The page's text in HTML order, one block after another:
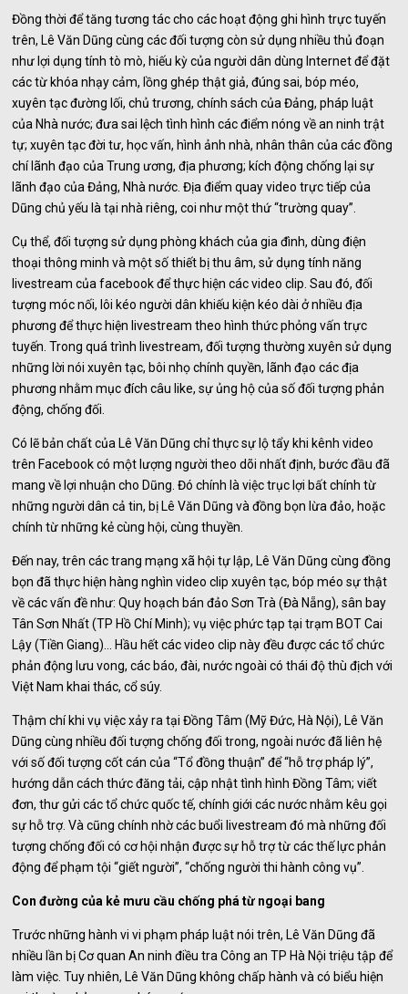
Đồng thời để tăng tương tác cho các hoạt động ghi hình trực tuyến
trên, Lê Văn Dũng cùng các đối tượng còn sử dụng nhiều thủ đoạn
như lợi dụng tính tò mò, hiếu kỳ của người dân dùng Internet để đặt
các từ khóa nhạy cảm, lồng ghép thật giả, đúng sai, bóp méo,
xuyên tạc đường lối, chủ trương, chính sách của Đảng, pháp luật
của Nhà nước; đưa sai lệch tình hình các điểm nóng về an ninh trật
tự; xuyên tạc đời tư, học vấn, hình ảnh nhà, nhân thân của các đồng
chí lãnh đạo của Trung ương, địa phương; kích động chống lại sự
lãnh đạo của Đảng, Nhà nước. Địa điểm quay video trực tiếp của
Dũng chủ yếu là tại nhà riêng, coi như một thứ “trường quay”.
Cụ thể, đối tượng sử dụng phòng khách của gia đình, dùng điện
thoại thông minh và một số thiết bị thu âm, sử dụng tính năng
livestream của facebook để thực hiện các video clip. Sau đó, đối
tượng móc nối, lôi kéo người dân khiếu kiện kéo dài ở nhiều địa
phương để thực hiện livestream theo hình thức phỏng vấn trực
tuyến. Trong quá trình livestream, đối tượng thường xuyên sử dụng
những lời nói xuyên tạc, bôi nhọ chính quyền, lãnh đạo các địa
phương nhằm mục đích câu like, sự ủng hộ của số đối tượng phản
động, chống đối.
Có lẽ bản chất của Lê Văn Dũng chỉ thực sự lộ tẩy khi kênh video
trên Facebook có một lượng người theo dõi nhất định, bước đầu đã
mang về lợi nhuận cho Dũng. Đó chính là việc trục lợi bất chính từ
những người dân cả tin, bị Lê Văn Dũng và đồng bọn lừa đảo, hoặc
chính từ những kẻ cùng hội, cùng thuyền.
Đến nay, trên các trang mạng xã hội tự lập, Lê Văn Dũng cùng đồng
bọn đã thực hiện hàng nghìn video clip xuyên tạc, bóp méo sự thật
về các vấn đề như: Quy hoạch bán đảo Sơn Trà (Đà Nẵng), sân bay
Tân Sơn Nhất (TP Hồ Chí Minh); vụ việc phức tạp tại trạm BOT Cai
Lậy (Tiền Giang)… Hầu hết các video clip này đều được các tổ chức
phản động lưu vong, các báo, đài, nước ngoài có thái độ thù địch với
Việt Nam khai thác, cổ súy.
Thậm chí khi vụ việc xảy ra tại Đồng Tâm (Mỹ Đức, Hà Nội), Lê Văn
Dũng cùng nhiều đối tượng chống đối trong, ngoài nước đã liên hệ
với số đối tượng cốt cán của “Tổ đồng thuận” để “hỗ trợ pháp lý”,
hướng dẫn cách thức đăng tải, cập nhật tình hình Đồng Tâm; viết
đơn, thư gửi các tổ chức quốc tế, chính giới các nước nhằm kêu gọi
sự hỗ trợ. Và cũng chính nhờ các buổi livestream đó mà những đối
tượng chống đối có cơ hội nhận được sự hỗ trợ từ các thế lực phản
động để phạm tội “giết người”, “chống người thi hành công vụ”.
Con đường của kẻ mưu cầu chống phá từ ngoại bang
Trước những hành vi vi phạm pháp luật nói trên, Lê Văn Dũng đã
nhiều lần bị Cơ quan An ninh điều tra Công an TP Hà Nội triệu tập để
làm việc. Tuy nhiên, Lê Văn Dũng không chấp hành và có biểu hiện